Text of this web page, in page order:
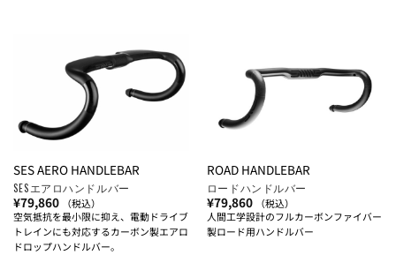
SES AERO HANDLEBAR
SESエアロハンドルバー
¥79,860
（税込）
空気抵抗を最小限に抑え、電動ドライブ
トレインにも対応するカーボン製エアロ
ドロップハンドルバー。
ROAD HANDLEBAR
ロードハンドルバー
¥79,860
（税込）
人間工学設計のフルカーボンファイバー
製ロード用ハンドルバー